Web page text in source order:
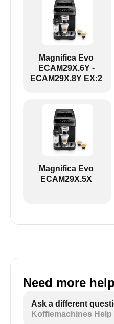
ECAM29X.6Y-
ECAM29X.5Y - zwart-wit
Magnifica Evo
ECAM29X.6Y -
ECAM29X.8Y EX:2
Magnifica Evo
ECAM29X.5X
Need more
Ask a different
Koffiemachines Help